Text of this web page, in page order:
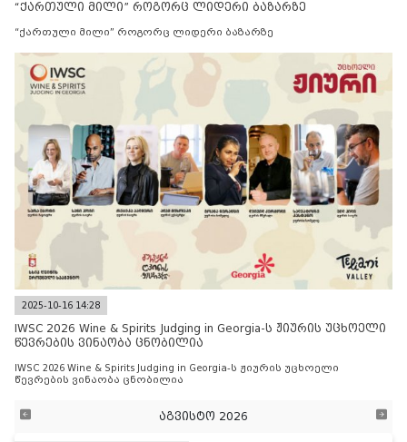
“ქართული მილი” როგორც ლიდერი ბაზარზე
“ქართული მილი” როგორც ლიდერი ბაზარზე
2025-10-16 14:28
IWSC 2026 Wine & Spirits Judging in Georgia-ს ჟიურის უცხოელი
წევრების ვინაობა ცნობილია
IWSC 2026 Wine & Spirits Judging in Georgia-ს ჟიურის უცხოელი
წევრების ვინაობა ცნობილია
აგვისტო 2026